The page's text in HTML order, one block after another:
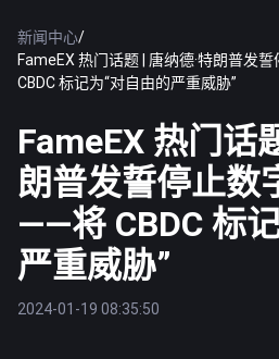
新闻中心/
FameEX 热门话题 | 唐纳德·特朗普发
CBDC 标记为“对自由的严重威胁”
FameEX 热门话
朗普发誓停止数
——将 CBDC 标
严重威胁”
2024-01-19 08:35:50